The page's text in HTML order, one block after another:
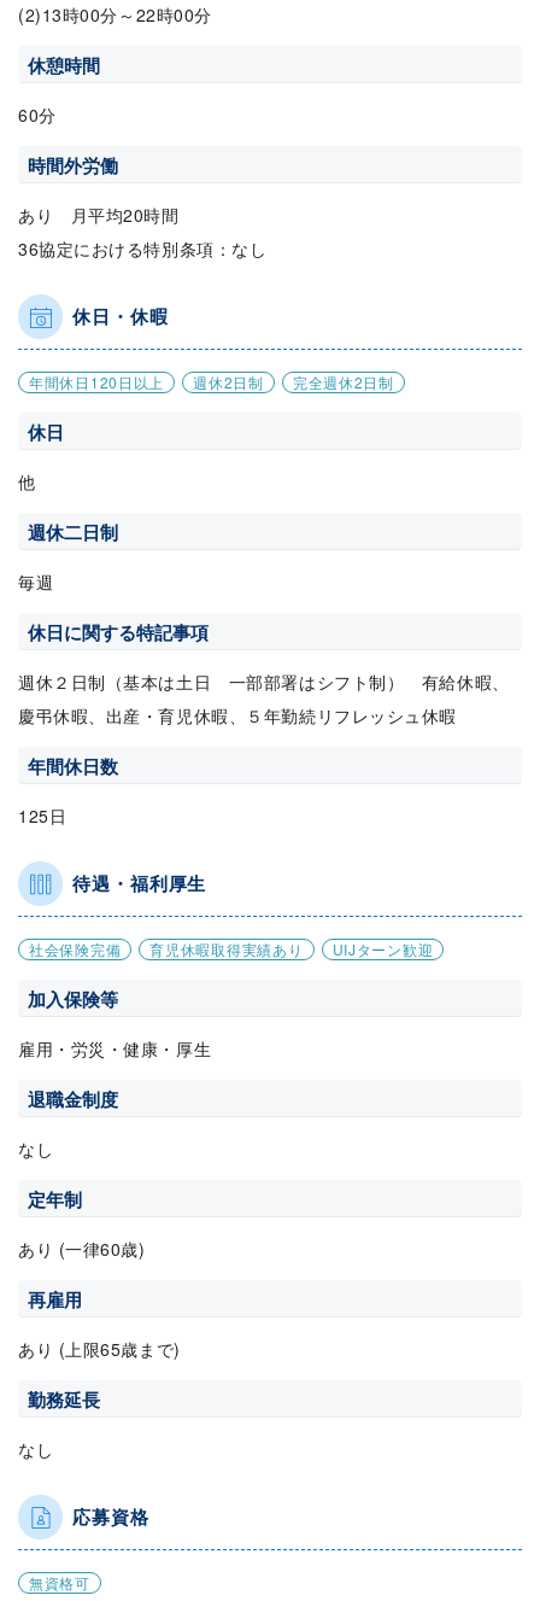
(2)13時00分～22時00分
休憩時間
60分
時間外労働
あり 月平均20時間
36協定における特別条項：なし
休日・休暇
年間休日120日以上 週休2日制 完全週休2日制
休日
他
週休二日制
毎週
休日に関する特記事項
週休２日制（基本は土日 一部部署はシフト制） 有給休暇、
慶弔休暇、出産・育児休暇、５年勤続リフレッシュ休暇
年間休日数
125日
待遇・福利厚生
社会保険完備 育児休暇取得実績あり UIJターン歓迎
加入保険等
雇用・労災・健康・厚生
退職金制度
なし
定年制
あり (一律60歳)
再雇用
あり (上限65歳まで)
勤務延長
なし
応募資格
無資格可